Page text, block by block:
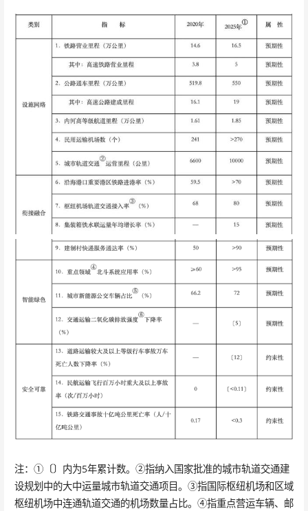
注：①〔〕内为5年累计数。②指纳入国家批准的城市轨道交通建
设规划中的大中运量城市轨道交通项目。③指国际枢纽机场和区域
枢纽机场中连通轨道交通的机场数量占比。④指重点营运车辆、邮